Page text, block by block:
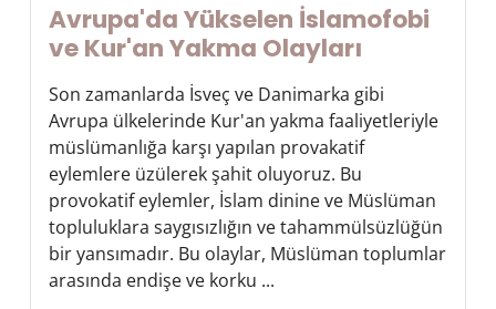
Avrupa'da Yükselen İslamofobi
ve Kur'an Yakma Olayları
Son zamanlarda İsveç ve Danimarka gibi
Avrupa ülkelerinde Kur'an yakma faaliyetleriyle
müslümanlığa karşı yapılan provakatif
eylemlere üzülerek şahit oluyoruz. Bu
provokatif eylemler, İslam dinine ve Müslüman
topluluklara saygısızlığın ve tahammülsüzlüğün
bir yansımadır. Bu olaylar, Müslüman toplumlar
arasında endişe ve korku ...